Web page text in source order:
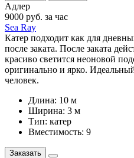
Адлер
9000 руб. за час
Sea Ray
Катер подходит как для
после заката. После заката
красиво светится неоновой
оригинально и ярко.
человек.
Длина: 10 м
Ширина: 3 м
Тип: катер
Вместимость: 9
Заказать